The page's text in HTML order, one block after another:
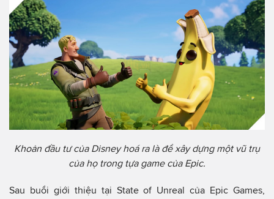
Khoản đầu tư của Disney hoá ra là để xây dựng một vũ trụ
của họ trong tựa game của Epic.
Sau buổi giới thiệu tại State of Unreal của Epic Games,